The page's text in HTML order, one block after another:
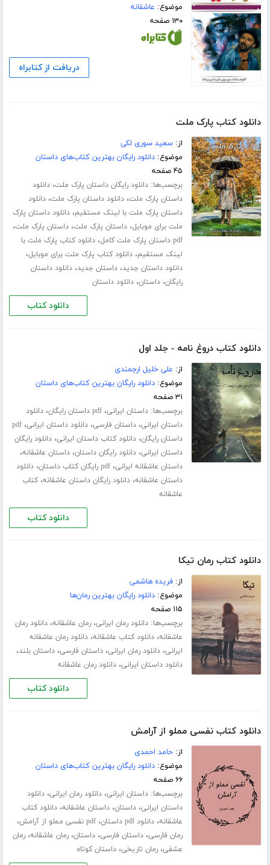
موضوع: عاشقانه
۱۳۰ صفحه
دریافت از کتابراه
دانلود کتاب پارک ملت
از:سعید سوری لکی
موضوع:دانلود رایگان بهترین کتاب‌های داستان
۴۵ صفحه
برچسب‌ها:دانلود رایگان داستان پارک ملت،دانلود
داستان پارک ملت،دانلود داستان پارک ملت،دانلود
داستان پارک ملت با لینک مستقیم،دانلود داستان پارک
ملت برای موبایل،داستان پارک ملت،داستان پارک ملت،
pdf داستان پارک ملت کامل ،دانلود کتاب پارک ملت با
لینک مستقیم،دانلود کتاب پارک ملت برای موبایل،
دانلود داستان جدید،داستان جدید،دانلود داستان
رایگان،داستان،دانلود داستان
دانلود کتاب
دانلود کتاب دروغ نامه - جلد اول
از: علی خلیل ارجمندی
موضوع:دانلود رایگان بهترین کتاب‌های داستان
۳۱ صفحه
برچسب‌ها:داستان ایرانی،pdf داستان رایگان ،دانلود
داستان ایرانی،داستان فارسی،دانلود داستان ایرانی،pdf
داستان رایگان،دانلود کتاب داستان ایرانی،دانلود رایگان
داستان ایرانی،دانلود رایگان داستان،داستان عاشقانه،
داستان عاشقانه ایرانی،pdf رایگان کتاب داستان ،دانلود
داستان عاشقانه،دانلود رایگان داستان عاشقانه،کتاب
عاشقانه
دانلود کتاب
دانلود کتاب رمان تیکا
از:فریده هاشمی
موضوع:دانلود رایگان بهترین رمان‌ها
۱۱۵ صفحه
برچسب‌ها:دانلود رمان ایرانی،رمان عاشقانه،دانلود رمان
عاشقانه،دانلود کتاب عاشقانه،دانلود رمان عاشقانه
ایرانی،دانلود رمان ایرانی،داستان فارسی،داستان بلند،
دانلود داستان ایرانی،دانلود رمان عاشقانه
دانلود کتاب
دانلود کتاب نفسی مملو از آرامش
از:حامد احمدی
موضوع:دانلود رایگان بهترین کتاب‌های داستان
۶۶ صفحه
برچسب‌ها:داستان ایرانی،دانلود رمان ایرانی،دانلود
داستان ایرانی،داستان،داستان عاشقانه،دانلود کتاب
عاشقانه،دانلود pdf داستان ،pdf نفسی مملو از آرامش ،
رمان فارسی،داستان فارسی،داستان،رمان عاشقانه،رمان
عشقی،رمان تاریخی،داستان کوتاه